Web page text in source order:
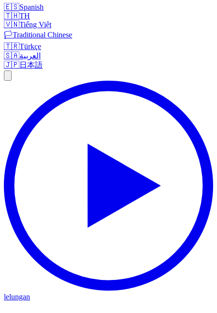
🇪🇸Spanish
🇹🇭TH
🇻🇳Tiếng Việt
🏳️Traditional Chinese
🇹🇷Türkçe
🇸🇦العربية
🇯🇵日本語
lelungan